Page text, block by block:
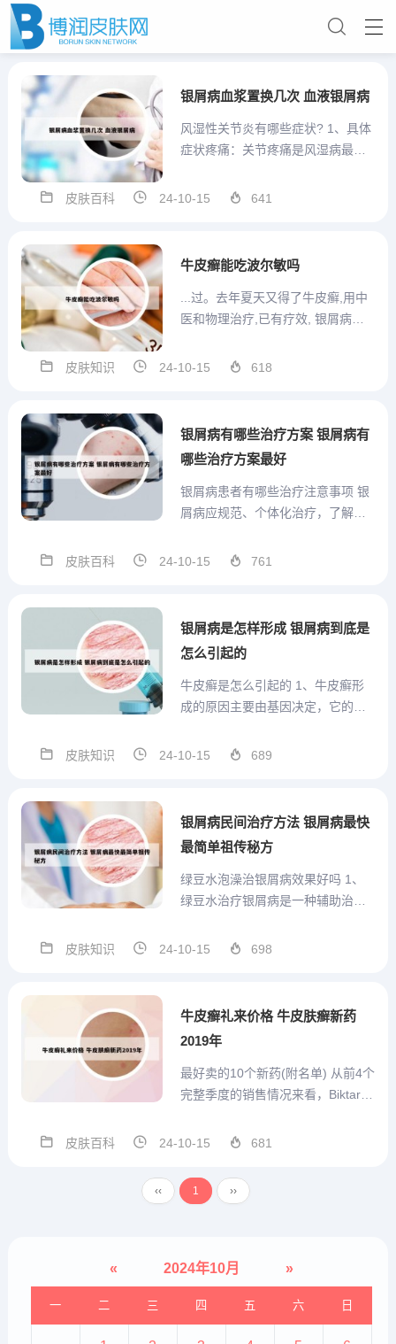
银屑病血浆置换几次 血液银屑病
风湿性关节炎有哪些症状? 1、具体
症状疼痛：关节疼痛是风湿病最常
疼痛，但是肢体和躯干部位的疼痛
还可能出现肌无力、肌酶升高、肌
皮肤百科 24-10-15 641
牛皮癣能吃波尔敏吗
...过。去年夏天又得了牛皮癣,用中
医和物理治疗,已有疗效, 银屑病并
病并没有传染源，根本没有传染
素和外界环境有很大的关系，所以
皮肤知识 24-10-15 618
银屑病有哪些治疗方案 银屑病有
哪些治疗方案最好
银屑病患者有哪些治疗注意事项 银
屑病应规范、个体化治疗，了解药
点滴状银屑病主要注意的事项：第
们就建议患者避免去抓挠，避免产
皮肤百科 24-10-15 761
银屑病是怎样形成 银屑病到底是
怎么引起的
牛皮癣是怎么引起的 1、牛皮癣形
成的原因主要由基因决定，它的诱
常情况下，由于其为基因决定，所
除了基因因素主导以外，最主要的
皮肤知识 24-10-15 689
银屑病民间治疗方法 银屑病最快
最简单祖传秘方
绿豆水泡澡治银屑病效果好吗 1、
绿豆水治疗银屑病是一种辅助治
用。可以适当使用偏方，但如果有
用，但也可能引起其他疾病。2、但
着...
皮肤知识 24-10-15 698
牛皮癣礼来价格 牛皮肤癣新药
2019年
最好卖的10个新药(附名单) 从前4个
完整季度的销售情况来看，Biktarvy
14亿美元。 吉利德采用突破性的小
大大减轻患者服药的心理负担。与
此相比，来自葛兰素史克（GSK...
皮肤百科 24-10-15 681
‹‹ 1 ››
« 2024年10月 »
一 二 三 四 五 六 日